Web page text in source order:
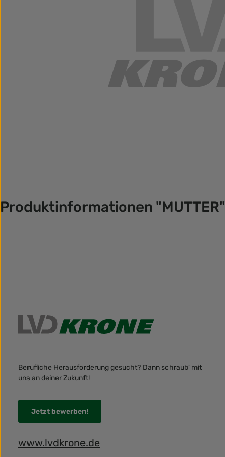
Produktinformationen "MUTTER"
Berufliche Herausforderung gesucht? Dann schraub' mit
uns an deiner Zukunft!
Jetzt bewerben!
www.lvdkrone.de